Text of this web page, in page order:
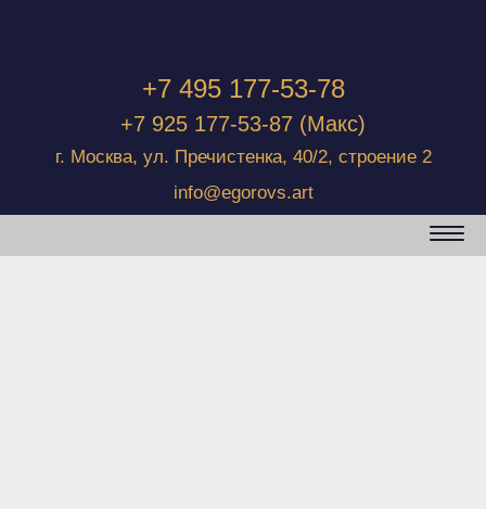
+7 495 177-53-78
+7 925 177-53-87 (Макс)
г. Москва, ул. Пречистенка, 40/2, строение 2
info@egorovs.art